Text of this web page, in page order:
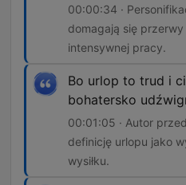
00:00:34 ·
domagają się przerwy
intensywnej pracy.
Bo urlop to trud i
bohatersko
00:01:05 · Autor
definicję urlopu jako
wysiłku.